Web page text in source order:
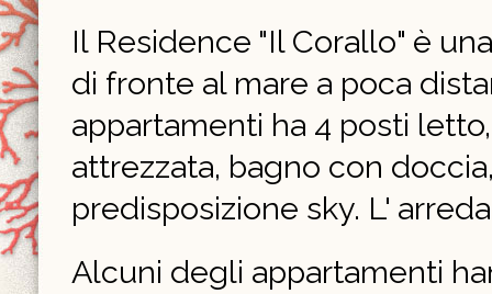
Il Residence "Il Corallo" è
di fronte al mare a poca
appartamenti ha 4 posti
attrezzata, bagno con
predisposizione sky. L'
Alcuni degli appartamenti